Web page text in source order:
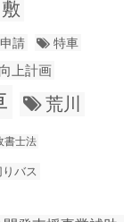
請
特車
上計画
荒川
書士法
バス